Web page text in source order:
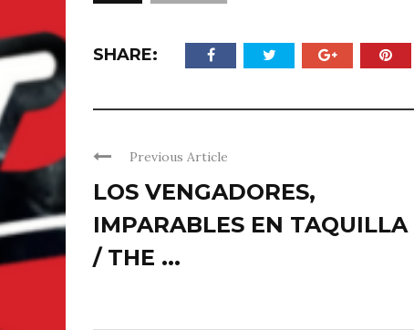
SHARE:
Previous Article
LOS VENGADORES,
IMPARABLES EN TAQUILLA
/ THE ...